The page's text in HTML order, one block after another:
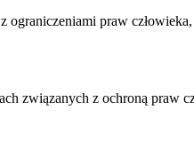
ograniczeniami praw
związanych z ochroną praw